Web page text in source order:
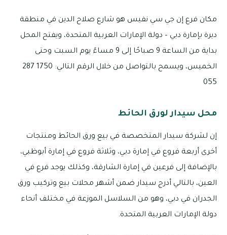
مكان فرع إن جي سي نفيس هو شارع صلاح الدين في منطقة
ديرة بإمارة دبي – دولة الإمارات العربية المتحدة، ويفتح المحل
بداية من الساعة 9 صباحًا إلى 9 مساءً يوم السبت وحتى
الخميس، ويسمح بالتواصل من خلال الرقم التالي: 1750 287
055
محل سيدار لورق الحائط
إن لشركة سيدار المتخصصة في بيع ورق الحائط ومنتجات
أخرى أربعة فروع في إمارة دبي، وثلاثة فروع في إمارة أبوظبي،
بالإضافة إلى فرعين في إمارة الشارقة، وكذلك يوجد فرع في
العين، بالتالي أدرج سيدار ضمن أشهر محلات بيع وتركيب ورق
الجدران في دبي، وهو من السلاسل الموزعة في مختلف أنحاء
دولة الإمارات العربية المتحدة.